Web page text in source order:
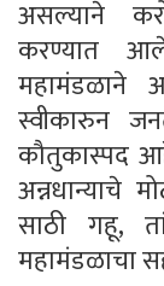
असल्याने
करण्यात
महामंडळाने
स्वीकारुन
कौतुकास्पद
अन्नधान्याचे
साठी गहू,
महामंडळाचा